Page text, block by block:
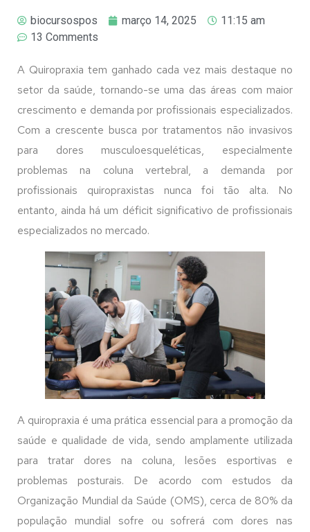
biocursospos março 14, 2025
11:15 am
13 Comments
A Quiropraxia tem ganhado cada vez mais destaque no
setor da saúde, tornando-se uma das áreas com maior
crescimento e demanda por profissionais especializados.
Com a crescente busca por tratamentos não invasivos
para dores musculoesqueléticas, especialmente
problemas na coluna vertebral, a demanda por
profissionais quiropraxistas nunca foi tão alta. No
entanto, ainda há um déficit significativo de profissionais
especializados no mercado.
A quiropraxia é uma prática essencial para a promoção da
saúde e qualidade de vida, sendo amplamente utilizada
para tratar dores na coluna, lesões esportivas e
problemas posturais. De acordo com estudos da
Organização Mundial da Saúde (OMS), cerca de 80% da
população mundial sofre ou sofrerá com dores nas